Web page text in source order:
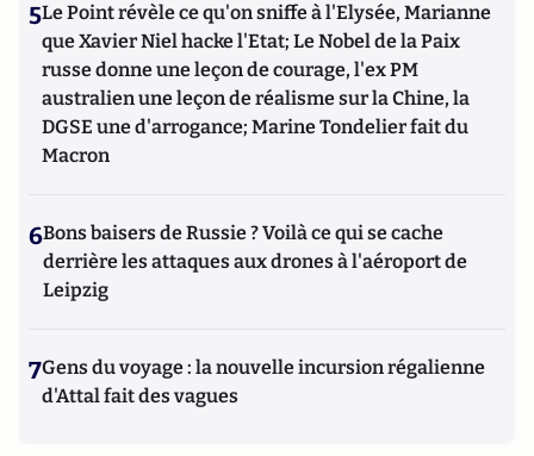
5Le Point révèle ce qu'on sniffe à l'Elysée, Marianne
que Xavier Niel hacke l'Etat; Le Nobel de la Paix
russe donne une leçon de courage, l'ex PM
australien une leçon de réalisme sur la Chine, la
DGSE une d'arrogance; Marine Tondelier fait du
Macron
6Bons baisers de Russie ? Voilà ce qui se cache
derrière les attaques aux drones à l'aéroport de
Leipzig
7Gens du voyage : la nouvelle incursion régalienne
d'Attal fait des vagues